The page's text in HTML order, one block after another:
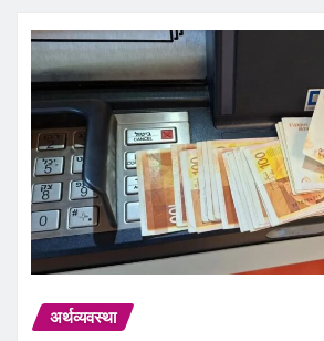
अर्थव्यवस्था